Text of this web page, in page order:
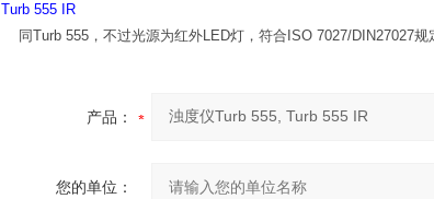
Turb 555 IR
同Turb 555，不过光源为红外LED灯，符合ISO 7027/DIN27027规
产品：
您的单位：